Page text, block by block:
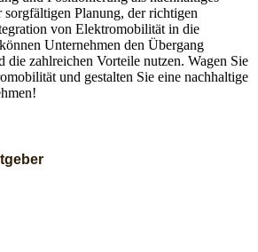
Planung, der richtigen
von Elektromobilität in die
Unternehmen den Übergang
die zahlreichen Vorteile nutzen. Wagen Sie
und gestalten Sie eine nachhaltige